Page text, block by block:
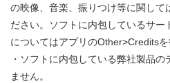
の映像、音楽、振りつけ等に関して
ださい。ソフトに内包しているサー
についてはアプリのOther>Creditsを
・ソフトに内包している弊社製品
ません。